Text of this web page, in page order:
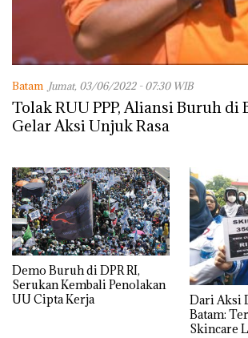
Batam Jumat, 03/06/2022 - 07:30 WIB
Tolak RUU PPP, Aliansi Buruh di
Gelar Aksi Unjuk Rasa
Demo Buruh di DPR RI,
Serukan Kembali Penolakan
UU Cipta Kerja
Dari Aksi
Batam:
Skincare